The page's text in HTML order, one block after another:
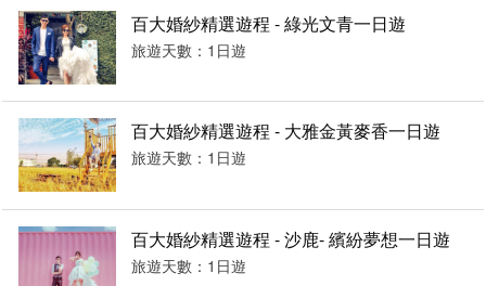
百大婚紗精選遊程 - 綠光文青一日遊
旅遊天數：1日遊
百大婚紗精選遊程 - 大雅金黃麥香一日遊
旅遊天數：1日遊
百大婚紗精選遊程 - 沙鹿- 繽紛夢想一日遊
旅遊天數：1日遊